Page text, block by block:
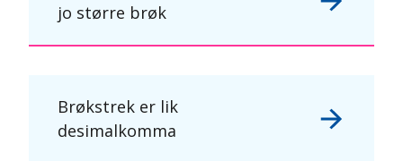
jo større brøk
Brøkstrek er lik
desimalkomma